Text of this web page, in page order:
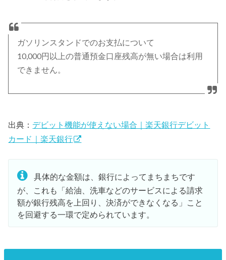
ガソリンスタンドでのお支払について
10,000円以上の普通預金口座残高が無い場合は利用
できません。
出典： デビット機能が使えない場合｜楽天銀行デビット
カード｜楽天銀行
具体的な金額は、銀行によってまちまちです
が、これも「給油、洗車などのサービスによる請求
額が銀行残高を上回り、決済ができなくなる」こと
を回避する一環で定められています。